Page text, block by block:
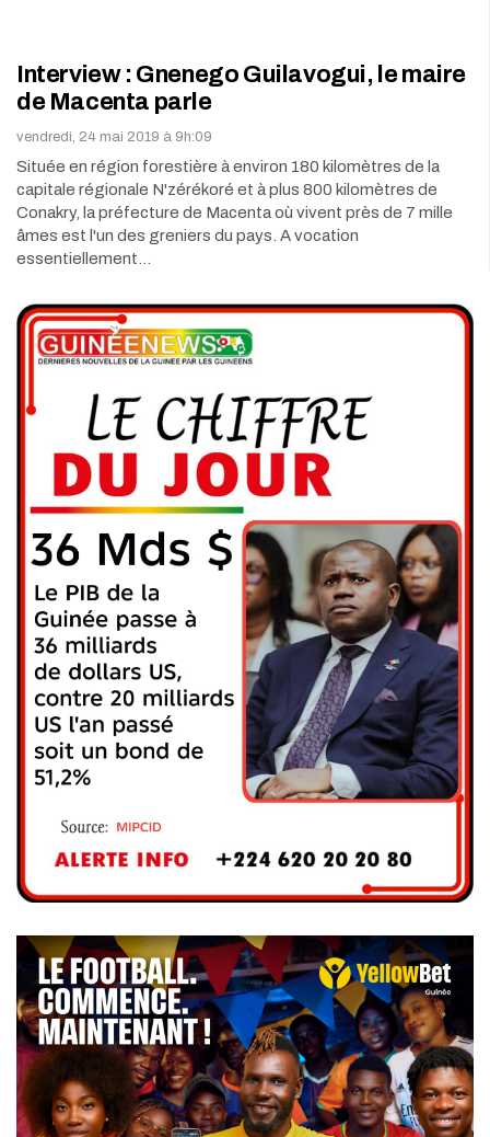
Interview : Gnenego Guilavogui, le maire
de Macenta parle
vendredi, 24 mai 2019 à 9h:09
Située en région forestière à environ 180 kilomètres de la
capitale régionale N'zérékoré et à plus 800 kilomètres de
Conakry, la préfecture de Macenta où vivent près de 7 mille
âmes est l'un des greniers du pays. A vocation
essentiellement…